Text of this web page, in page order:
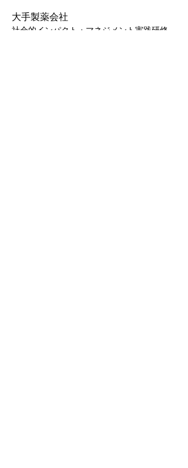
大手製薬会社
社会的インパクト・マネジメント実践研修